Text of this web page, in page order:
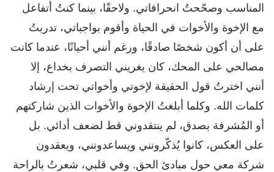
المناسب وصحّحتُ انحرافاتي. ولاحقًا، بينما كنتُ أتفاعل
مع الإخوة والأخوات في الحياة وأقوم بواجباتي، تدربتُ
على أن أكون شخصًا صادقًا، ورغم أنني أحيانًا، عندما كانت
مصالحي على المحك، كان يغريني التصرف بخداع، إلا
أنني اخترتُ قول الحقيقة لإخوتي وأخواتي تحت إرشاد
كلمات الله. وكلما أبلغتُ الإخوة والأخوات الذين شاركتهم
أو المُشرفة بصدق، لم ينتقدوني قط لضعف أدائي. بل
على العكس، كانوا يُذكّرونني ويساعدونني، ويعقدون
شركة معي حول مبادئ الحق. وفي قلبي، شعرتُ بالراحة